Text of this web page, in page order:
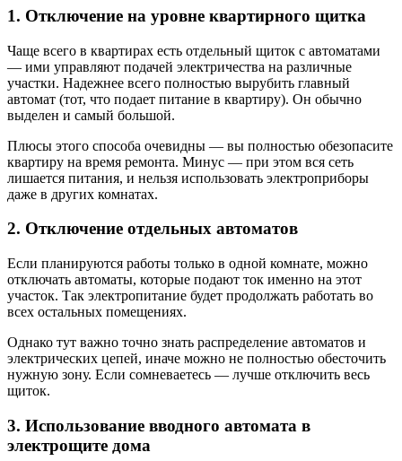
1. Отключение на уровне квартирного щитка
Чаще всего в квартирах есть отдельный щиток с автоматами
— ими управляют подачей электричества на различные
участки. Надежнее всего полностью вырубить главный
автомат (тот, что подает питание в квартиру). Он обычно
выделен и самый большой.
Плюсы этого способа очевидны — вы полностью обезопасите
квартиру на время ремонта. Минус — при этом вся сеть
лишается питания, и нельзя использовать электроприборы
даже в других комнатах.
2. Отключение отдельных автоматов
Если планируются работы только в одной комнате, можно
отключать автоматы, которые подают ток именно на этот
участок. Так электропитание будет продолжать работать во
всех остальных помещениях.
Однако тут важно точно знать распределение автоматов и
электрических цепей, иначе можно не полностью обесточить
нужную зону. Если сомневаетесь — лучше отключить весь
щиток.
3. Использование вводного автомата в
электрощите дома